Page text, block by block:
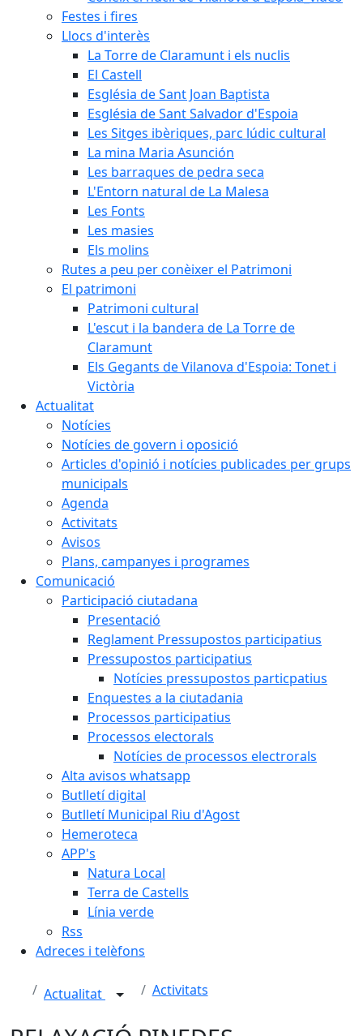
Festes i fires
Llocs d'interès
La Torre de Claramunt i els nuclis
El Castell
Església de Sant Joan Baptista
Església de Sant Salvador d'Espoia
Les Sitges ibèriques, parc lúdic cultural
La mina Maria Asunción
Les barraques de pedra seca
L'Entorn natural de La Malesa
Les Fonts
Les masies
Els molins
Rutes a peu per conèixer el Patrimoni
El patrimoni
Patrimoni cultural
L'escut i la bandera de La Torre de
Claramunt
Els Gegants de Vilanova d'Espoia: Tonet i
Victòria
Actualitat
Notícies
Notícies de govern i oposició
Articles d'opinió i notícies publicades per grups
municipals
Agenda
Activitats
Avisos
Plans, campanyes i programes
Comunicació
Participació ciutadana
Presentació
Reglament Pressupostos participatius
Pressupostos participatius
Notícies pressupostos particpatius
Enquestes a la ciutadania
Processos participatius
Processos electorals
Notícies de processos electrorals
Alta avisos whatsapp
Butlletí digital
Butlletí Municipal Riu d'Agost
Hemeroteca
APP's
Natura Local
Terra de Castells
Línia verde
Rss
Adreces i telèfons
Actualitat Activitats